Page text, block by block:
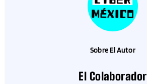
Sobre El Autor
El Colaborador